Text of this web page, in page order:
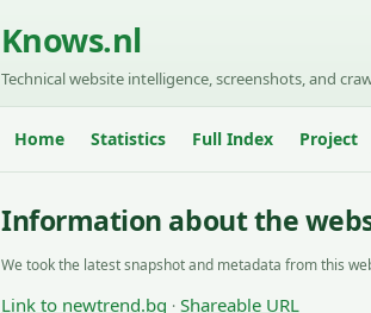
Knows.nl
Technical website intelligence, screenshots, and
Home Statistics Full Index Project
Information about the
We took the latest snapshot and metadata from this
Link to newtrend.bg · Shareable URL